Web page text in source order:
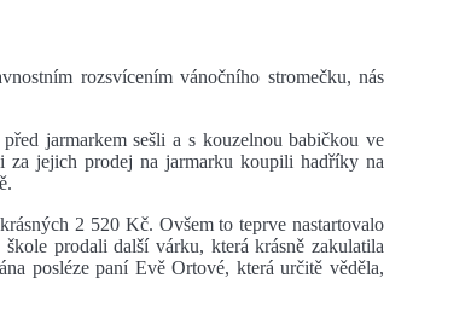
rozsvícením vánočního stromečku, nás
jarmarkem sešli a s kouzelnou babičkou ve
jejich prodej na jarmarku koupili hadříky na
2 520 Kč. Ovšem to teprve nastartovalo
prodali další várku, která krásně zakulatila
posléze paní Evě Ortové, která určitě věděla,